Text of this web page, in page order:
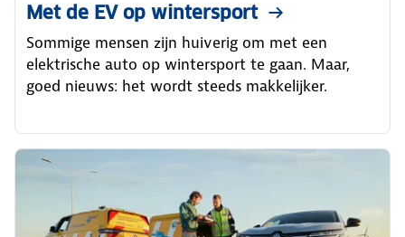
Met de EV op wintersport
Sommige mensen zijn huiverig om met een
elektrische auto op wintersport te gaan. Maar,
goed nieuws: het wordt steeds makkelijker.